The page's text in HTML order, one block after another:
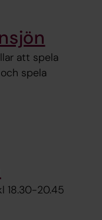
att spela
spela
18.30-20.45